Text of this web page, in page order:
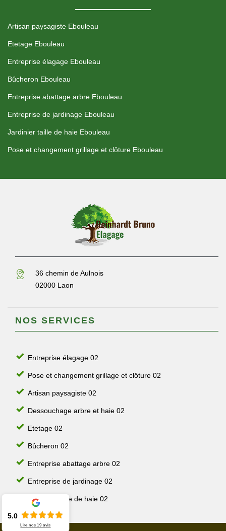
Artisan paysagiste Ebouleau
Etetage Ebouleau
Entreprise élagage Ebouleau
Bûcheron Ebouleau
Entreprise abattage arbre Ebouleau
Entreprise de jardinage Ebouleau
Jardinier taille de haie Ebouleau
Pose et changement grillage et clôture Ebouleau
36 chemin de Aulnois
02000 Laon
NOS SERVICES
Entreprise élagage 02
Pose et changement grillage et clôture 02
Artisan paysagiste 02
Dessouchage arbre et haie 02
Etetage 02
Bûcheron 02
Entreprise abattage arbre 02
Entreprise de jardinage 02
Jardinier taille de haie 02
5.0
Lire nos19 avis